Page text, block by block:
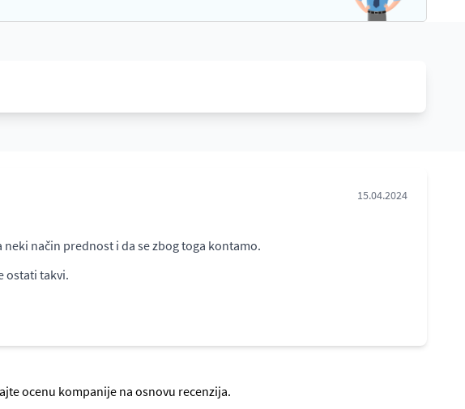
15.04.2024
način prednost i da se zbog toga kontamo.
ostati takvi.
ocenu kompanije na osnovu recenzija.